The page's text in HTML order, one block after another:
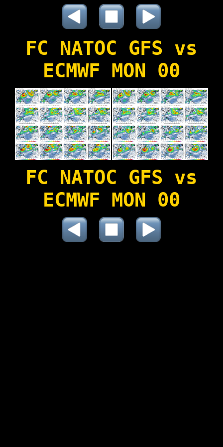
FC NATOC GFS vs
ECMWF MON 00
FC NATOC GFS vs
ECMWF MON 00